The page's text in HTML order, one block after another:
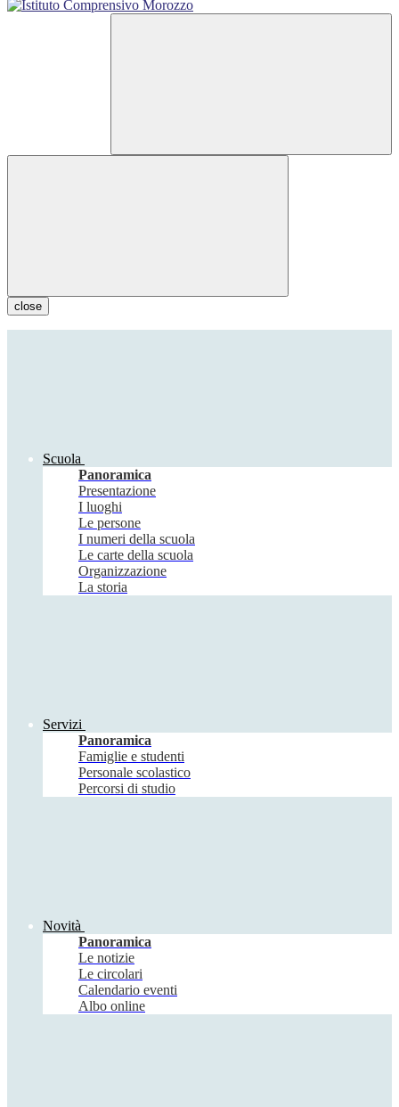
close
Scuola
Panoramica
Presentazione
I luoghi
Le persone
I numeri della scuola
Le carte della scuola
Organizzazione
La storia
Servizi
Panoramica
Famiglie e studenti
Personale scolastico
Percorsi di studio
Novità
Panoramica
Le notizie
Le circolari
Calendario eventi
Albo online